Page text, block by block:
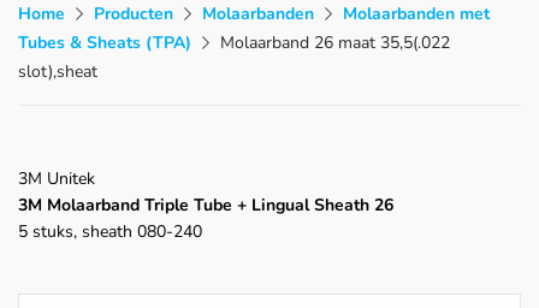
Home Producten Molaarbanden
Molaarbanden met
Tubes & Sheats (TPA)
Molaarband 26 maat 35,5(.022
slot),sheat
3M Unitek
3M Molaarband Triple Tube + Lingual Sheath 26
5 stuks, sheath 080-240